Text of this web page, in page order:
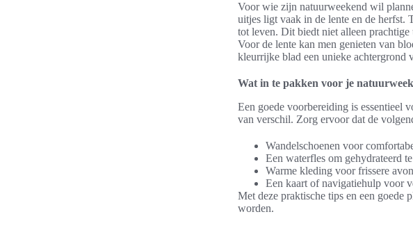
Voor wie zijn natuurweekend wil
uitjes ligt vaak in de lente en de herfst.
tot leven. Dit biedt niet alleen
Voor de lente kan men genieten van
kleurrijke blad een unieke achtergrond
Wat in te pakken voor je
Een goede voorbereiding is essentieel
van verschil. Zorg ervoor dat de
Wandelschoenen voor
Een waterfles om gehydrateerd
Warme kleding voor frissere
Een kaart of navigatiehulp voor
Met deze praktische tips en een goede
worden.